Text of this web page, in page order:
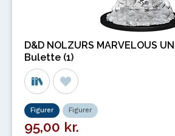
D&D NOLZURS MARVELOUS
Bulette (1)
Figurer Figurer
95,00 kr.